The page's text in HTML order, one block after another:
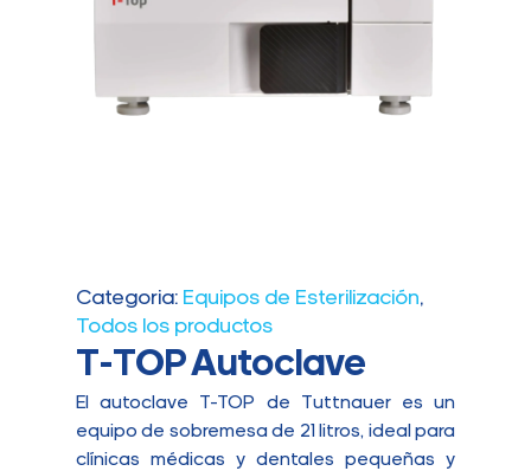
Categoria: Equipos de Esterilización,
Todos los productos
T-TOP Autoclave
El autoclave T-TOP de Tuttnauer es un
equipo de sobremesa de 21 litros, ideal para
clínicas médicas y dentales pequeñas y